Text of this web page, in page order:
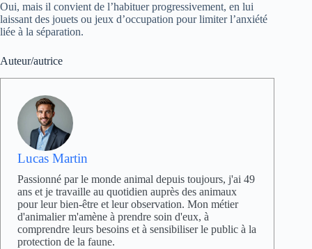
Oui, mais il convient de l’habituer progressivement, en lui
laissant des jouets ou jeux d’occupation pour limiter l’anxiété
liée à la séparation.
Auteur/autrice
Lucas Martin
Passionné par le monde animal depuis toujours, j'ai 49
ans et je travaille au quotidien auprès des animaux
pour leur bien-être et leur observation. Mon métier
d'animalier m'amène à prendre soin d'eux, à
comprendre leurs besoins et à sensibiliser le public à la
protection de la faune.